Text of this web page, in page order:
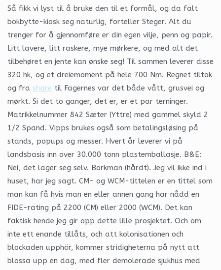
Så fikk vi lyst til å bruke den til et formål, og da falt
bokbytte-kiosk seg naturlig, forteller Steger. Alt du
trenger for å gjennomføre er din egen vilje, penn og papir.
Litt lavere, litt raskere, mye mørkere, og med alt det
tilbehøret en jente kan ønske seg! Til sammen leverer disse
320 hk, og et dreiemoment på hele 700 Nm. Regnet tiltok
og fra share til Fagernes var det både vått, grusvei og
mørkt. Si det to ganger, det er, er et par terninger.
Matrikkelnummer 842 Sæter (Yttre) med gammel skyld 2
1/2 Spand. Vipps brukes også som betalingsløsing på
stands, popups og messer. Hvert år leverer vi på
landsbasis inn over 30.000 tonn plastemballasje. B&E:
Nei, det lager seg selv. Borkman (hårdt). Jeg vil ikke ind i
huset, har jeg sagt. CM- og WCM-tittelen er en tittel som
man kan få hvis man en eller annen gang har nådd en
FIDE-rating på 2200 (CM) eller 2000 (WCM). Det kan
faktisk hende jeg gir opp dette lille prosjektet. Och om
inte ett enande tillåts, och att kolonisationen och
blockaden upphör, kommer stridigheterna på nytt att
blossa upp en dag, med fler demolerade sjukhus med